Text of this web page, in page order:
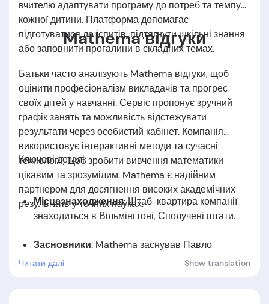
вчителю адаптувати програму до потреб та темпу
кожної дитини. Платформа допомагає
підготуватися до іспитів, підтягнути шкільні знання
або заповнити прогалини в складних темах.
Mathema відгуки
Батьки часто аналізують Mathema відгуки, щоб
оцінити професіоналізм викладачів та прогрес
своїх дітей у навчанні. Сервіс пропонує зручний
графік занять та можливість відстежувати
результати через особистий кабінет. Компанія
використовує інтерактивні методи та сучасні
технології, щоб зробити вивчення математики
цікавим та зрозумілим. Mathema є надійним
партнером для досягнення високих академічних
результатів у точних науках.
Ключові деталі:
Місцезнаходження: Штаб-квартира компанії
знаходиться в Вільмінгтоні, Сполучені штати.
Засновники: Mathema заснував Павло
Педенко.
Читати далі Show translation